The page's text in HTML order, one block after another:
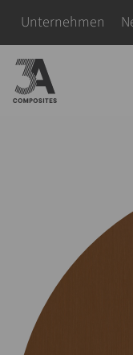
Pomiń nawigacje
Unternehmen
wyszukiwane